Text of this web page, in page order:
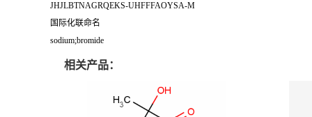
JHJLBTNAGRQEKS-UHFFFAOYSA-M
国际化联命名
sodium;bromide
相关产品：